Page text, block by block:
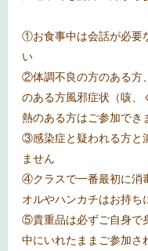
①お食事中は会話が必要
い
②体調不良の方のある方
のある方風邪症状（咳、
熱のある方はご参加でき
③感染症と疑われる方と
ません
④クラスで一番最初に消
オルやハンカチはお持ち
⑤貴重品は必ずご自身で
中にいれたままご参加さ